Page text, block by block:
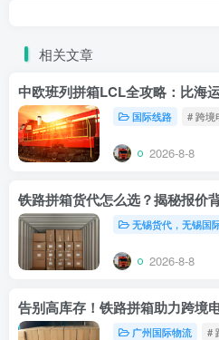
相关文章
国际线路 # 跨境
2026-8-8
铁路拼箱货代怎么选？揭秘报价
无锡货代，无锡国
2026-8-8
广州国际物流 #